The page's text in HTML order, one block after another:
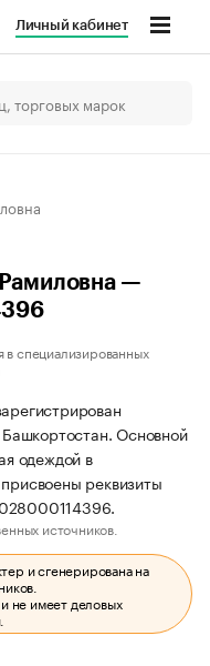
Личный кабинет
—
в специализированных
Основной
одеждой в
реквизиты
источников.
и сгенерирована на
не имеет деловых